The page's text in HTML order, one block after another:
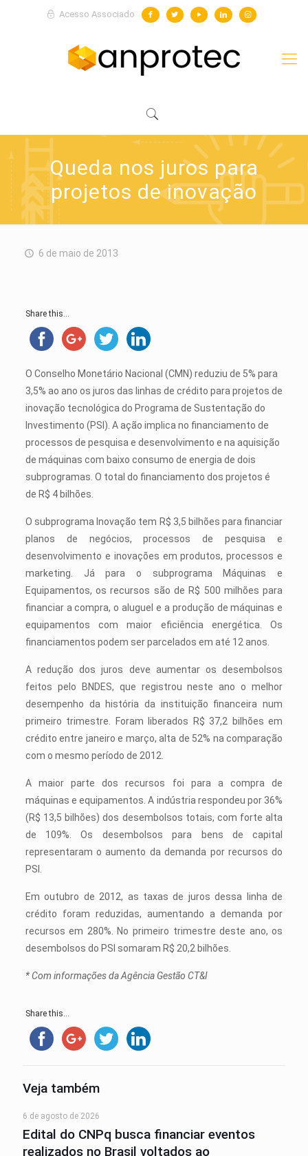
Acesso Associado
Queda nos juros para
projetos de inovação
6 de maio de 2013
Share this...
O Conselho Monetário Nacional (CMN) reduziu de 5% para
3,5% ao ano os juros das linhas de crédito para projetos de
inovação tecnológica do Programa de Sustentação do
Investimento (PSI). A ação implica no financiamento de
processos de pesquisa e desenvolvimento e na aquisição
de máquinas com baixo consumo de energia de dois
subprogramas. O total do financiamento dos projetos é
de R$ 4 bilhões.
O subprograma Inovação tem R$ 3,5 bilhões para financiar
planos de negócios, processos de pesquisa e
desenvolvimento e inovações em produtos, processos e
marketing. Já para o subprograma Máquinas e
Equipamentos, os recursos são de R$ 500 milhões para
financiar a compra, o aluguel e a produção de máquinas e
equipamentos com maior eficiência energética. Os
financiamentos podem ser parcelados em até 12 anos.
A redução dos juros deve aumentar os desembolsos
feitos pelo BNDES, que registrou neste ano o melhor
desempenho da história da instituição financeira num
primeiro trimestre. Foram liberados R$ 37,2 bilhões em
crédito entre janeiro e março, alta de 52% na comparação
com o mesmo período de 2012.
A maior parte dos recursos foi para a compra de
máquinas e equipamentos. A indústria respondeu por 36%
(R$ 13,5 bilhões) dos desembolsos totais, com forte alta
de 109%. Os desembolsos para bens de capital
representaram o aumento da demanda por recursos do
PSI.
Em outubro de 2012, as taxas de juros dessa linha de
crédito foram reduzidas, aumentando a demanda por
recursos em 280%. No primeiro trimestre deste ano, os
desembolsos do PSI somaram R$ 20,2 bilhões.
* Com informações da Agência Gestão CT&I
Share this...
Veja também
6 de agosto de 2026
Edital do CNPq busca financiar eventos
realizados no Brasil voltados ao